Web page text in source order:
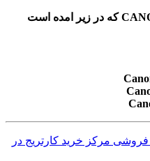
این کارتریچ مخصوص پرینترهای CANON که در زیر امده است
مرکز خرید کارتریج در